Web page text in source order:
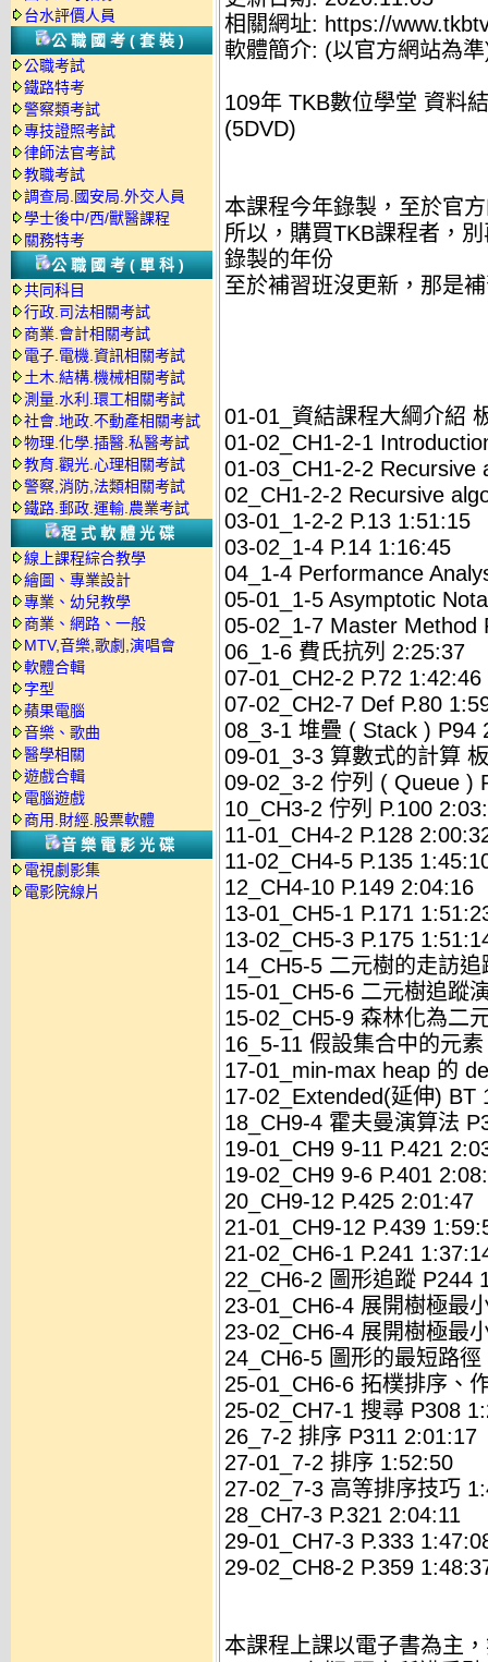
台水評價人員
公職國考(套裝)
公職考試
鐵路特考
警察類考試
專技證照考試
律師法官考試
教職考試
調查局.國安局.外交人員
學士後中/西/獸醫課程
關務特考
公職國考(單科)
共同科目
行政.司法相關考試
商業.會計相關考試
電子.電機.資訊相關考試
土木.結構.機械相關考試
測量.水利.環工相關考試
社會.地政.不動產相關考試
物理.化學.插醫.私醫考試
教育.觀光.心理相關考試
警察,消防,法類相關考試
鐵路.郵政.運輸.農業考試
程式軟體光碟
線上課程綜合教學
繪圖、專業設計
專業、幼兒教學
商業、網路、一般
MTV,音樂,歌劇,演唱會
軟體合輯
字型
蘋果電腦
音樂、歌曲
醫學相關
遊戲合輯
電腦遊戲
商用.財經.股票軟體
音樂電影光碟
電視劇影集
電影院線片
相關網址: https://
軟體簡介: (以官方網站為
109年 TKB數位學堂 資料
(5DVD)
本課程今年錄製，至於官
所以，購買TKB課程者，
錄製的年份
至於補習班沒更新，那是
01-01_資結課程大綱介紹
01-02_CH1-2-1
01-03_CH1-2-2 Recursive
02_CH1-2-2 Recursive
03-01_1-2-2 P.13 1:51:15
03-02_1-4 P.14 1:16:45
04_1-4 Performance
05-01_1-5 Asymptotic
05-02_1-7 Master Method
06_1-6 費氏抗列 2:25:37
07-01_CH2-2 P.72 1:42:46
07-02_CH2-7 Def P.80
08_3-1 堆疊 ( Stack ) P94
09-01_3-3 算數式的計算
09-02_3-2 佇列 ( Queue )
10_CH3-2 佇列 P.100
11-01_CH4-2 P.128
11-02_CH4-5 P.135
12_CH4-10 P.149 2:04:16
13-01_CH5-1 P.171
13-02_CH5-3 P.175
14_CH5-5 二元樹的走訪
15-01_CH5-6 二元樹追蹤
15-02_CH5-9 森林化為二
16_5-11 假設集合中的元
17-01_min-max heap 的
17-02_Extended(延伸) BT
18_CH9-4 霍夫曼演算法
19-01_CH9 9-11 P.421
19-02_CH9 9-6 P.401
20_CH9-12 P.425 2:01:47
21-01_CH9-12 P.439
21-02_CH6-1 P.241
22_CH6-2 圖形追蹤 P244
23-01_CH6-4 展開樹極最
23-02_CH6-4 展開樹極最
24_CH6-5 圖形的最短路
25-01_CH6-6 拓樸排序、
25-02_CH7-1 搜尋 P308
26_7-2 排序 P311 2:01:17
27-01_7-2 排序 1:52:50
27-02_7-3 高等排序技巧
28_CH7-3 P.321 2:04:11
29-01_CH7-3 P.333
29-02_CH8-2 P.359
本課程上課以電子書為主